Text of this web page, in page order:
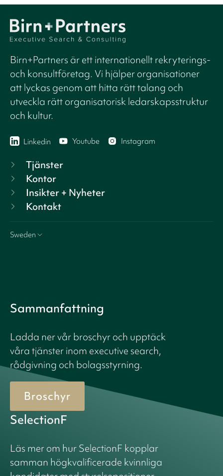
Birn+Partners är ett internationellt rekryterings-
och konsultföretag. Vi hjälper organisationer
att lyckas genom att hitta rätt talang och
utveckla rätt organisatorisk ledarskapsstruktur
och kultur.
Linkedin Youtube Instagram
Tjänster
Kontor
Insikter + Nyheter
Kontakt
Sweden
Sammanfattning
Ladda ner vår broschyr och upptäck
våra tjänster inom executive search,
rådgivning och bolagsstyrning.
Broschyr
SelectionF
Läs mer om hur SelectionF kopplar
samman högkvalificerade kvinnliga